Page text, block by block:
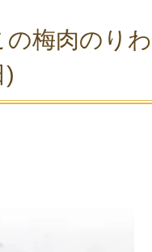
梅肉のり
)